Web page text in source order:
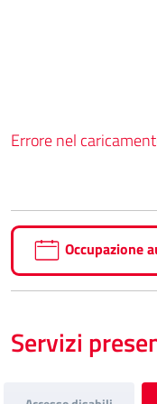
Errore nel
Occupazione
Servizi